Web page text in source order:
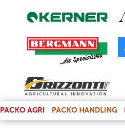
PACKO AGRI PACKO HANDLING